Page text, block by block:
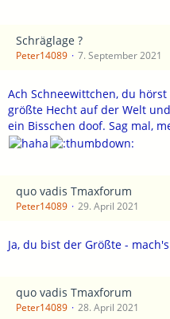
Schräglage ?
Peter14089 7. September 2021
Ach Schneewittchen, du
größte Hecht auf der Welt
ein Bisschen doof. Sag mal,
quo vadis Tmaxforum
Peter14089 29. April 2021
Ja, du bist der Größte -
quo vadis Tmaxforum
Peter14089 28. April 2021